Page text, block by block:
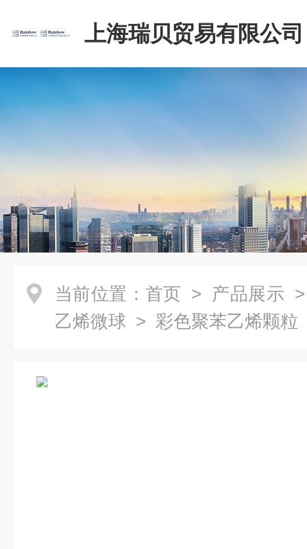
上海瑞贝贸易有限公司
当前位置： 首页 > 产品展示
乙烯微球 > 彩色聚苯乙烯颗粒